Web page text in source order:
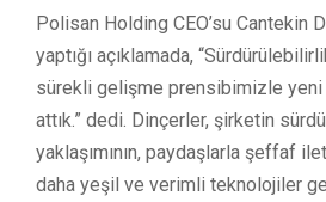
Polisan Holding CEO’su Cantekin
yaptığı açıklamada,
sürekli gelişme prensibimizle yeni
attık.” dedi. Dinçerler, şirketin
yaklaşımının, paydaşlarla şeffaf
daha yeşil ve verimli teknolojiler